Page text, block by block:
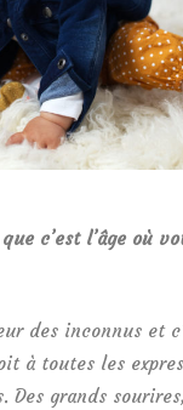
c’est l’âge où
des inconnus et
à toutes les
Des grands